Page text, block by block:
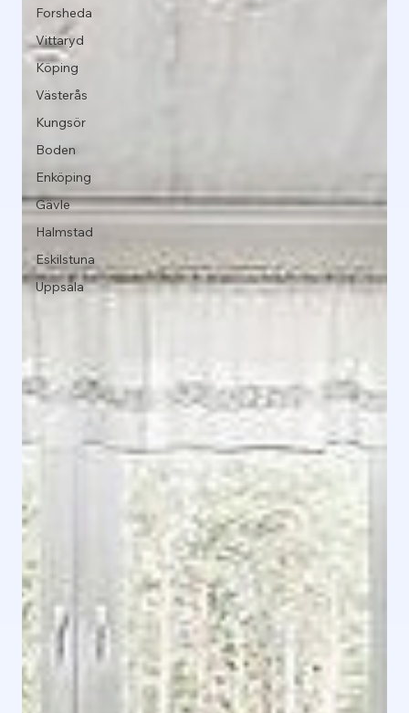
Forsheda
Vittaryd
Köping
Västerås
Kungsör
Boden
Enköping
Gävle
Halmstad
Eskilstuna
Uppsala